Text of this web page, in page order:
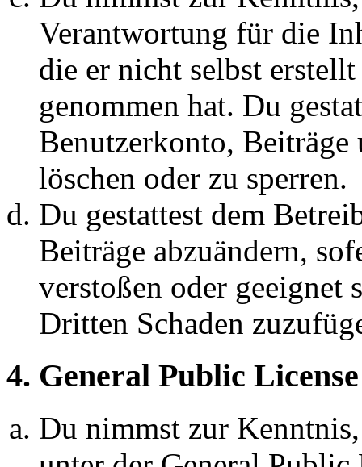
Verantwortung für die
die er nicht selbst
genommen hat. Du
Benutzerkonto,
löschen oder zu sperren.
Du gestattest dem
Beiträge abzuändern,
verstoßen oder geeignet
Dritten Schaden
4. General Public License
Du nimmst zur